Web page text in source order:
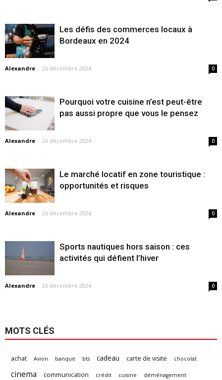
Les défis des commerces locaux à
Bordeaux en 2024
Alexandre - 26 décembre 2024 0
Pourquoi votre cuisine n’est peut-être
pas aussi propre que vous le pensez
Alexandre - 26 décembre 2024 0
Le marché locatif en zone touristique :
opportunités et risques
Alexandre - 26 décembre 2024 0
Sports nautiques hors saison : ces
activités qui défient l’hiver
Alexandre - 26 décembre 2024 0
MOTS CLÉS
achat Avion banque bts cadeau carte de visite chocolat
cinema communication crédit cuisine déménagement